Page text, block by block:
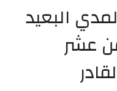
البعيد
عشر